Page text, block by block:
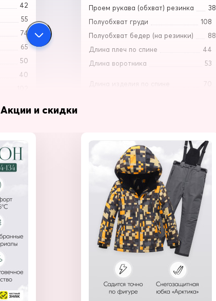
42
55
74
65
50
40
43
65
58
40
Проем рукава (обхват) резинка
38
Полуобхват груди
108
Полуобхват бедер (на резинки)
88
Длина плеч по спине
44
Длина воротника
53
45
Длина воротника
55
Длина изделия по спине
70
Проем рукава (обхват) резинка
Полуобхват груди
Полуобхват бедер (на резинки)
Длина плеч по спине
Длина воротника
Добавить в корзину
Акции и скидки